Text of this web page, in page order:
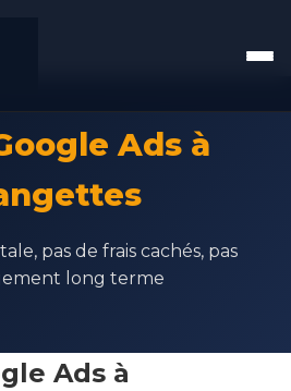
Ads à
pas de frais cachés, pas
long terme
Ads à